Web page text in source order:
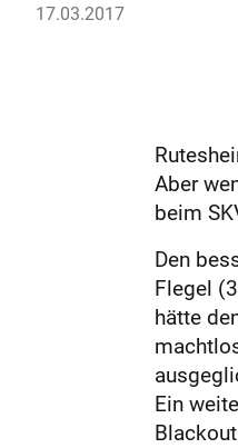
17.03.2017
Aber
beim
Den
Flegel
hätte
Ein